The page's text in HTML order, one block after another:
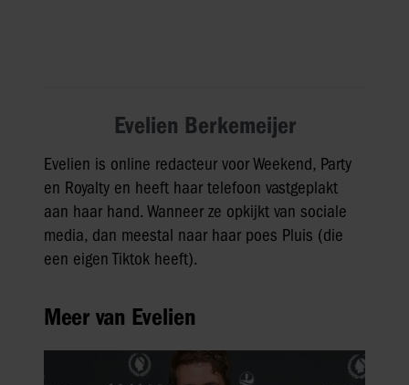
Evelien Berkemeijer
Evelien is online redacteur voor Weekend, Party
en Royalty en heeft haar telefoon vastgeplakt
aan haar hand. Wanneer ze opkijkt van sociale
media, dan meestal naar haar poes Pluis (die
een eigen Tiktok heeft).
Meer van Evelien